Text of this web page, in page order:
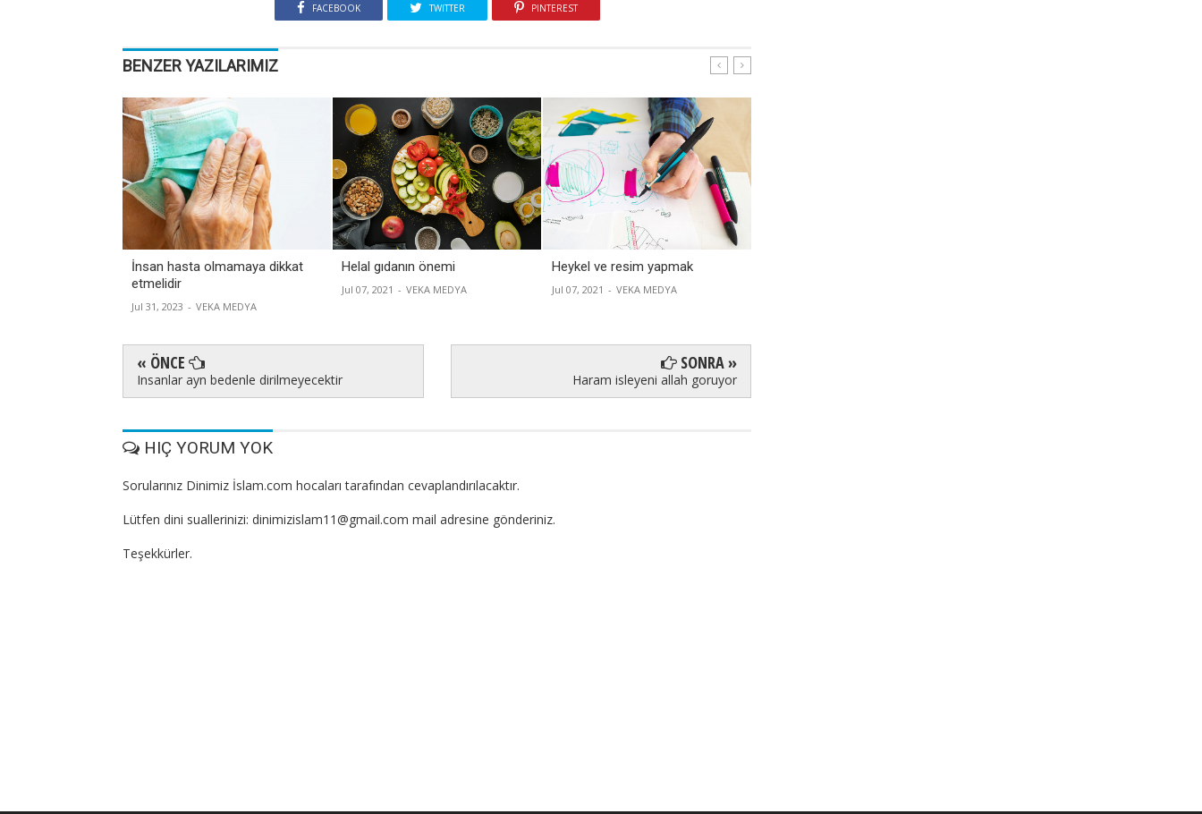
FACEBOOK TWITTER PINTEREST
BENZER YAZILARIMIZ
İnsan hasta olmamaya dikkat
etmelidir
Jul 31, 2023 - VEKA MEDYA
Helal gıdanın önemi
Jul 07, 2021 - VEKA MEDYA
Heykel ve resim yapmak
Jul 07, 2021 - VEKA MEDYA
« ÖNCE
Insanlar ayn bedenle dirilmeyecektir
SONRA »
Haram isleyeni allah goruyor
HIÇ YORUM YOK
Sorularınız Dinimiz İslam.com hocaları tarafından cevaplandırılacaktır.
Lütfen dini suallerinizi: dinimizislam11@gmail.com mail adresine gönderiniz.
Teşekkürler.